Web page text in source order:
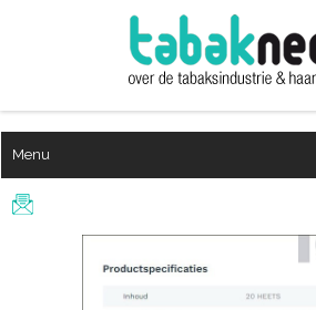
Menu